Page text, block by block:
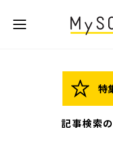
特
記事検索